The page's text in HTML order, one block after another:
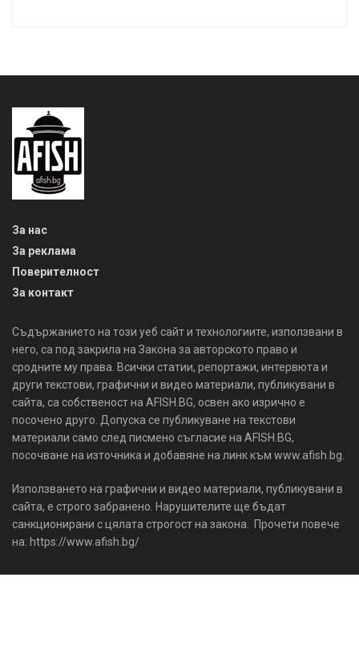
За нас
За реклама
Поверителност
За контакт
Съдържанието на този уеб сайт и технологиите, използвани в
него, са под закрила на Закона за авторското право и
сродните му права. Всички статии, репортажи, интервюта и
други текстови, графични и видео материали, публикувани в
сайта, са собственост на AFISH.BG, освен ако изрично е
посочено друго. Допуска се публикуване на текстови
материали само след писмено съгласие на AFISH.BG,
посочване на източника и добавяне на линк към www.afish.bg.
Използването на графични и видео материали, публикувани в
сайта, е строго забранено. Нарушителите ще бъдат
санкционирани с цялата строгост на закона. Прочети повече
на: https://www.afish.bg/